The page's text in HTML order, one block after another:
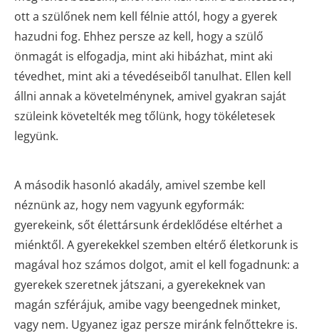
ott a szülőnek nem kell félnie attól, hogy a gyerek
hazudni fog. Ehhez persze az kell, hogy a szülő
önmagát is elfogadja, mint aki hibázhat, mint aki
tévedhet, mint aki a tévedéseiből tanulhat. Ellen kell
állni annak a követelménynek, amivel gyakran saját
szüleink követelték meg tőlünk, hogy tökéletesek
legyünk.
A második hasonló akadály, amivel szembe kell
néznünk az, hogy nem vagyunk egyformák:
gyerekeink, sőt élettársunk érdeklődése eltérhet a
miénktől. A gyerekekkel szemben eltérő életkorunk is
magával hoz számos dolgot, amit el kell fogadnunk: a
gyerekek szeretnek játszani, a gyerekeknek van
magán szférájuk, amibe vagy beengednek minket,
vagy nem. Ugyanez igaz persze miránk felnőttekre is.